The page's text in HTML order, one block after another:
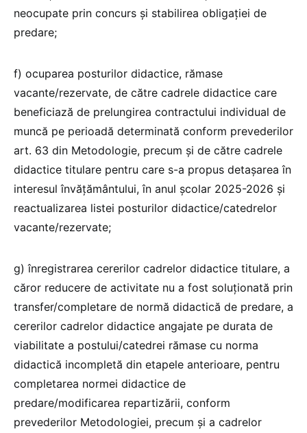
neocupate prin concurs şi stabilirea obligaţiei de
predare;
f) ocuparea posturilor didactice, rămase
vacante/rezervate, de către cadrele didactice care
beneficiază de prelungirea contractului individual de
muncă pe perioadă determinată conform prevederilor
art. 63 din Metodologie, precum şi de către cadrele
didactice titulare pentru care s-a propus detaşarea în
interesul învăţământului, în anul școlar 2025-2026 şi
reactualizarea listei posturilor didactice/catedrelor
vacante/rezervate;
g) înregistrarea cererilor cadrelor didactice titulare, a
căror reducere de activitate nu a fost soluționată prin
transfer/completare de normă didactică de predare, a
cererilor cadrelor didactice angajate pe durata de
viabilitate a postului/catedrei rămase cu norma
didactică incompletă din etapele anterioare, pentru
completarea normei didactice de
predare/modificarea repartizării, conform
prevederilor Metodologiei, precum şi a cadrelor